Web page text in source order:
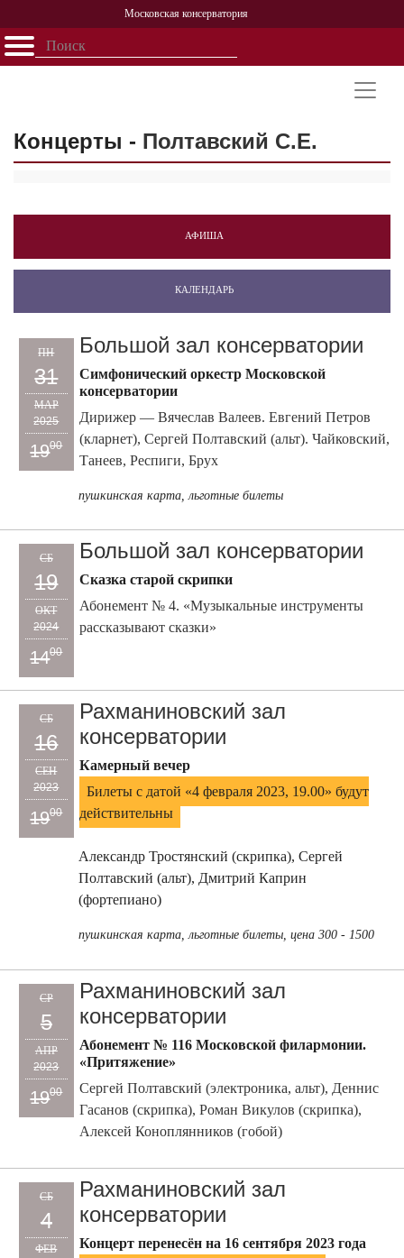
Московская консерватория
Открыть - закрыть
Персоналии
История
Концерты - Полтавский С.Е.
АФИША
КАЛЕНДАРЬ
ПН
31
МАР
2025
1900
Большой зал консерватории
Симфонический оркестр Московской
консерватории
Дирижер — Вячеслав Валеев. Евгений Петров
(кларнет), Сергей Полтавский (альт). Чайковский,
Танеев, Респиги, Брух
пушкинская карта, льготные билеты
СБ
19
ОКТ
2024
1400
Большой зал консерватории
Сказка старой скрипки
Абонемент № 4. «Музыкальные инструменты
рассказывают сказки»
СБ
16
СЕН
2023
1900
Рахманиновский зал
консерватории
Камерный вечер
Билеты с датой «4 февраля 2023, 19.00» будут
действительны
Александр Тростянский (скрипка), Сергей
Полтавский (альт), Дмитрий Каприн
(фортепиано)
пушкинская карта, льготные билеты, цена 300 - 1500
СР
5
АПР
2023
1900
Рахманиновский зал
консерватории
Абонемент № 116 Московской филармонии.
«Притяжение»
Сергей Полтавский (электроника, альт), Деннис
Гасанов (скрипка), Роман Викулов (скрипка),
Алексей Коноплянников (гобой)
СБ
4
ФЕВ
Рахманиновский зал
консерватории
Концерт перенесён на 16 сентября 2023 года